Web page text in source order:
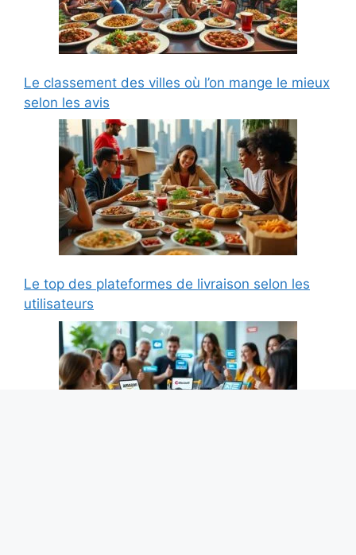
Le classement des villes où l’on mange le mieux
selon les avis
Le top des plateformes de livraison selon les
utilisateurs